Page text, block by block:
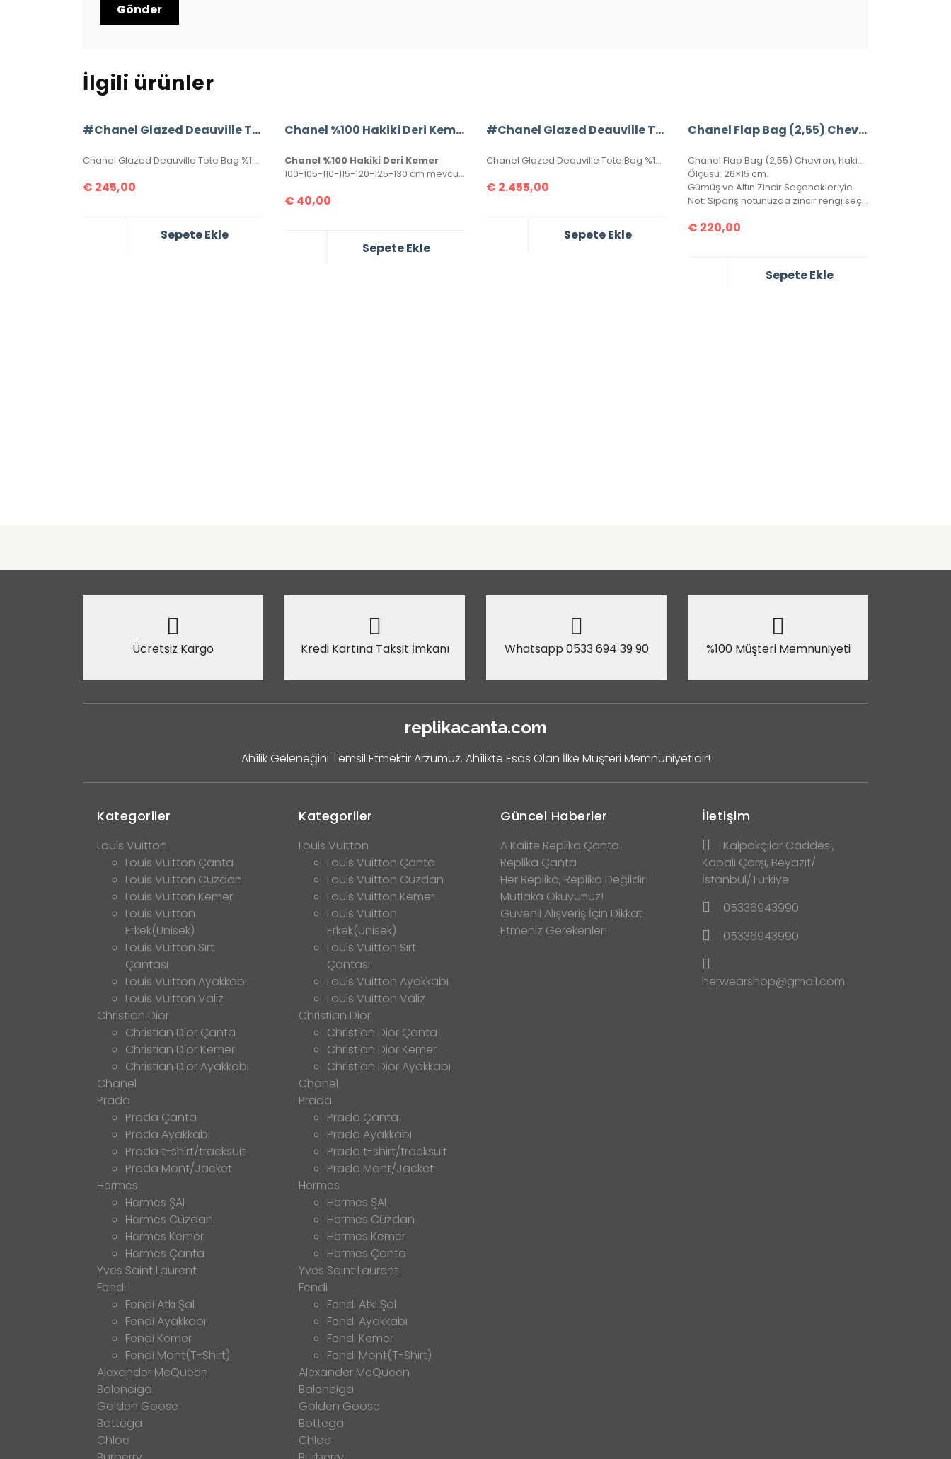
İlgili ürünler
#Chanel Glazed Deauville Tote Bag
Chanel Glazed Deauville Tote Bag %100 Hakiki Deri. Gövdesi özel işlenmiş, hakiki dana derisi, sapları ve birleşim kısımları hakiki caviar deridir. İthal aksesuarlı, seri numaralıdır. Ebatı 38x30x20 cm kutulu, toz torbalı, sertifikalıdır.
€ 245,00
Sepete Ekle
Chanel %100 Hakiki Deri Kemer
Chanel %100 Hakiki Deri Kemer
100-105-110-115-120-125-130 cm mevcuttur. Seri numaralı, kutulu ve sertifikalı olarak gönderilecektir.
€ 40,00
Sepete Ekle
#Chanel Glazed Deauville Tote Bag
Chanel Glazed Deauville Tote Bag %100 Hakiki Deri. Gövdesi özel işlenmiş, hakiki dana derisi, sapları ve birleşim kısımları hakiki caviar deridir. İthal aksesuarlı, seri numaralıdır. Ebatı 38x30x20 cm kutulu, toz torbalı, sertifikalıdır.
€ 2.455,00
Sepete Ekle
Chanel Flap Bag (2,55) Chevron, Hakiki kuzu derisi
Chanel Flap Bag (2,55) Chevron, hakiki kuzu derisi, seri numaralı, kutulu, toz torbalı, sertifikalı.
Ölçüsü: 26×15 cm.
Gümüş ve Altın Zincir Seçenekleriyle.
Not: Sipariş notunuzda zincir rengi seçiminizi belirtmeyi unutmayınız!
€ 220,00
Sepete Ekle
Ücretsiz Kargo Kredi Kartına Taksit İmkanı Whatsapp 0533 694 39 90 %100 Müşteri Memnuniyeti
replikacanta.com
Ahîlik Geleneğini Temsil Etmektir Arzumuz. Ahîlikte Esas Olan İlke Müşteri Memnuniyetidir!
Kategoriler
Louis Vuitton
Louis Vuitton Çanta
Louis Vuitton Cüzdan
Louis Vuitton Kemer
Louis Vuitton
Erkek(Unisek)
Louis Vuitton Sırt
Çantası
Louis Vuitton Ayakkabı
Louis Vuitton Valiz
Christian Dior
Christian Dior Çanta
Christian Dior Kemer
Christian Dior Ayakkabı
Chanel
Prada
Prada Çanta
Prada Ayakkabı
Prada t-shirt/tracksuit
Prada Mont/Jacket
Hermes
Hermes ŞAL
Hermes Cüzdan
Hermes Kemer
Hermes Çanta
Yves Saint Laurent
Fendi
Fendi Atkı Şal
Fendi Ayakkabı
Fendi Kemer
Fendi Mont(T-Shirt)
Alexander McQueen
Balenciga
Golden Goose
Bottega
Chloe
Kategoriler
Louis Vuitton
Louis Vuitton Çanta
Louis Vuitton Cüzdan
Louis Vuitton Kemer
Louis Vuitton
Erkek(Unisek)
Louis Vuitton Sırt
Çantası
Louis Vuitton Ayakkabı
Louis Vuitton Valiz
Christian Dior
Christian Dior Çanta
Christian Dior Kemer
Christian Dior Ayakkabı
Chanel
Prada
Prada Çanta
Prada Ayakkabı
Prada t-shirt/tracksuit
Prada Mont/Jacket
Hermes
Hermes ŞAL
Hermes Cüzdan
Hermes Kemer
Hermes Çanta
Yves Saint Laurent
Fendi
Fendi Atkı Şal
Fendi Ayakkabı
Fendi Kemer
Fendi Mont(T-Shirt)
Alexander McQueen
Balenciga
Golden Goose
Bottega
Chloe
Güncel Haberler
A Kalite Replika Çanta
Replika Çanta
Her Replika, Replika Değildir!
Mutlaka Okuyunuz!
Güvenli Alışveriş İçin Dikkat
Etmeniz Gerekenler!
İletişim
Kalpakçılar Caddesi,
Kapalı Çarşı, Beyazıt/
İstanbul/Türkiye
05336943990
05336943990
herwearshop@gmail.com